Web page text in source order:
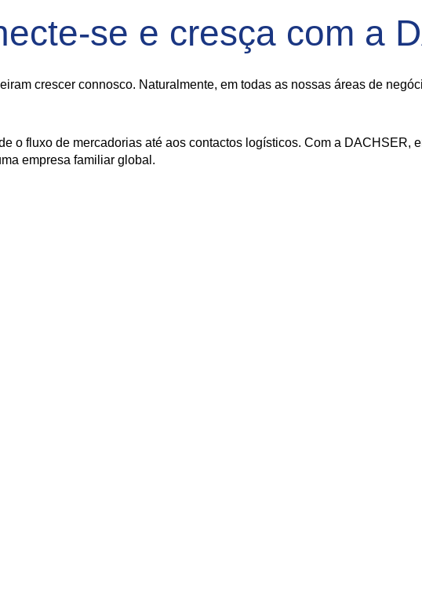
se e cresça com a
crescer connosco. Naturalmente, em todas as nossas áreas de
o fluxo de mercadorias até aos contactos logísticos. Com a DACHSER,
empresa familiar global.